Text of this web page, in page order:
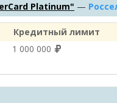
Platinum" —
Кредитный лимит
1 000 000